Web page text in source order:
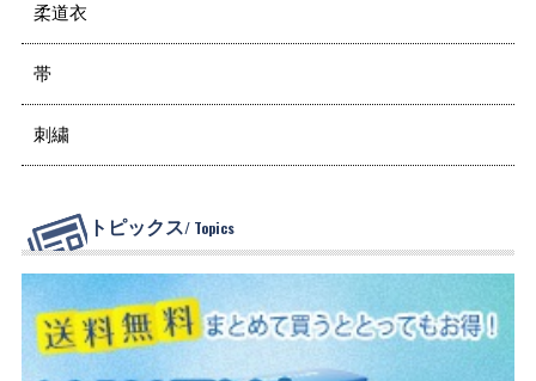
柔道衣
帯
刺繍
トピックス/ Topics